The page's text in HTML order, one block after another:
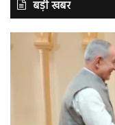
बड़ी खबर